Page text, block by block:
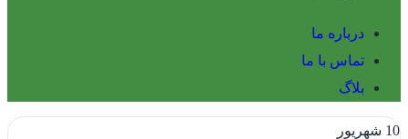
درباره ما
تماس با ما
بلاگ
10 شهریور